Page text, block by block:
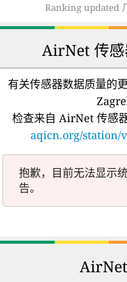
Ranking updated
AirNet 传感
有关传感器数据质量的更
检查来自 AirNet 传感
aqicn.org/station/
抱歉，目前无法显示
告。